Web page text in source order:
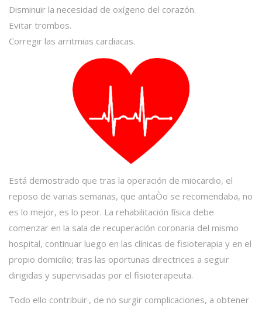
Disminuir la necesidad de oxígeno del corazón.
Evitar trombos.
Corregir las arritmias cardiacas.
Está demostrado que tras la operación de miocardio, el
reposo de varias semanas, que antaÒo se recomendaba, no
es lo mejor, es lo peor. La rehabilitación física debe
comenzar en la sala de recuperación coronaria del mismo
hospital, continuar luego en las clínicas de fisioterapia y en el
propio domicilio; tras las oportunas directrices a seguir
dirigidas y supervisadas por el fisioterapeuta.
Todo ello contribuir·, de no surgir complicaciones, a obtener